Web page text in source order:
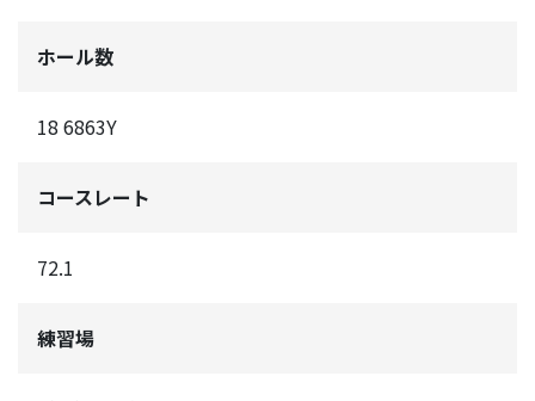
ホール数
18 6863Y
コースレート
72.1
練習場